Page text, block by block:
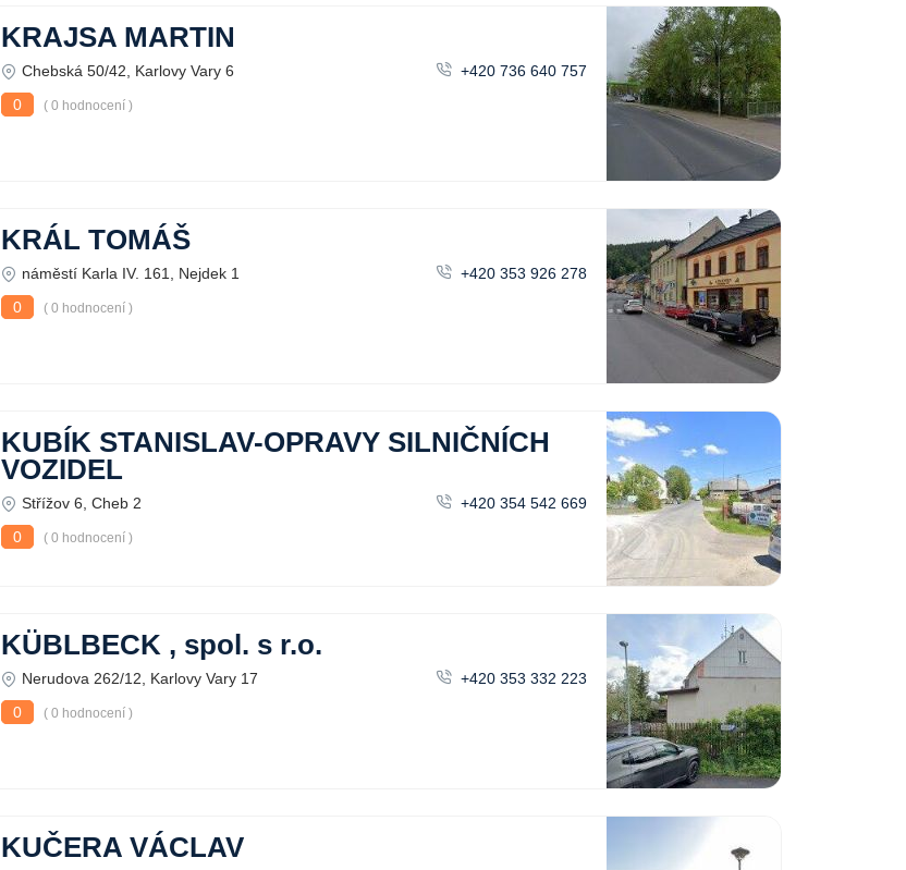
KRAJSA MARTIN
Chebská 50/42, Karlovy Vary 6
+420 736 640 757
0
( 0 hodnocení )
KRÁL TOMÁŠ
náměstí Karla IV. 161, Nejdek 1
+420 353 926 278
0
( 0 hodnocení )
KUBÍK STANISLAV-OPRAVY SILNIČNÍCH
VOZIDEL
Střížov 6, Cheb 2
+420 354 542 669
0
( 0 hodnocení )
KÜBLBECK , spol. s r.o.
Nerudova 262/12, Karlovy Vary 17
+420 353 332 223
0
( 0 hodnocení )
KUČERA VÁCLAV